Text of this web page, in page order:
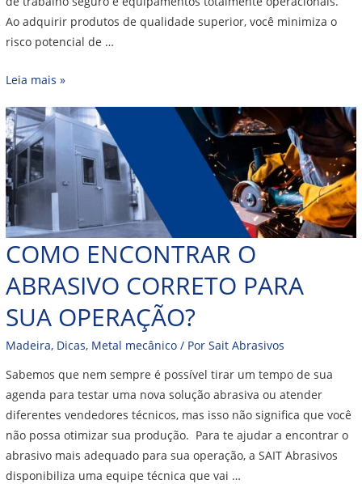
Ao adquirir produtos de qualidade superior, você minimiza o
risco potencial de …
Leia mais »
COMO ENCONTRAR O
ABRASIVO CORRETO PARA
SUA OPERAÇÃO?
Madeira, Dicas, Metal mecânico / PorSait Abrasivos
Sabemos que nem sempre é possível tirar um tempo de sua
agenda para testar uma nova solução abrasiva ou atender
diferentes vendedores técnicos, mas isso não significa que você
não possa otimizar sua produção. Para te ajudar a encontrar o
abrasivo mais adequado para sua operação, a SAIT Abrasivos
disponibiliza uma equipe técnica que vai …